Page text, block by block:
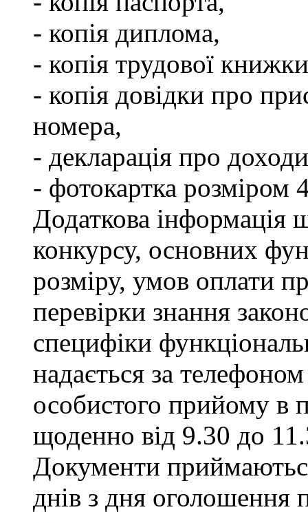
- копія диплома,
- копія трудової
- копія довідки про
номера,
- декларація про
- фотокартка розміром
Додаткова інформація
конкурсу, основних
розміру, умов оплати
перевірки знання
специфіки
надається за
особистого прийому в
щоденно від 9.30 до
Документи
днів з дня оголошення